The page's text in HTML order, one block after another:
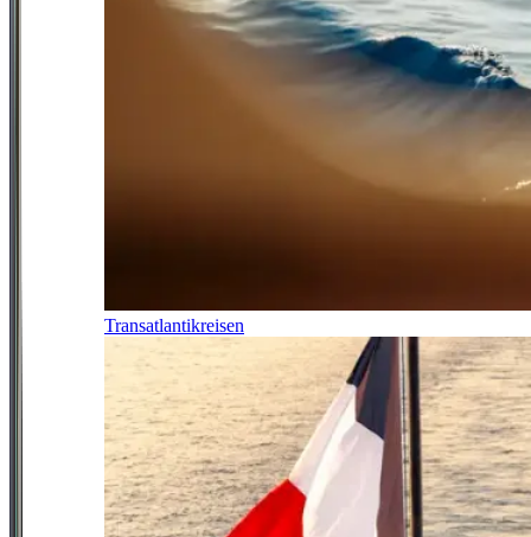
Transatlantikreisen